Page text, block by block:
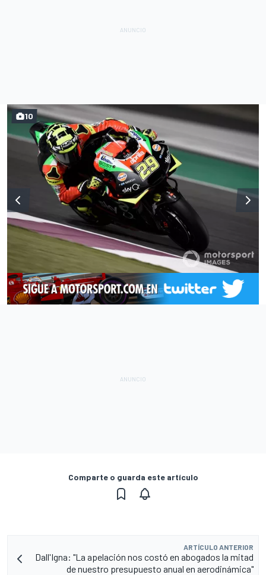
10
Comparte o guarda este artículo
ARTÍCULO ANTERIOR
Dall'Igna: "La apelación nos costó en abogados la mitad
de nuestro presupuesto anual en aerodinámica"